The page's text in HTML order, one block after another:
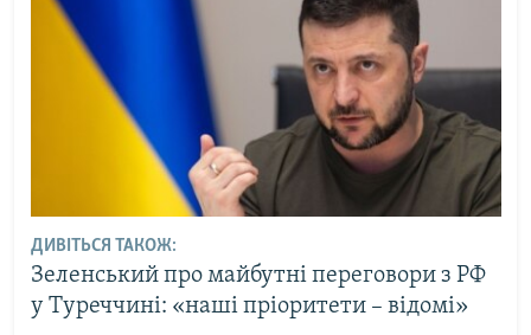
ДИВІТЬСЯ ТАКОЖ:
Зеленський про майбутні переговори з РФ
у Туреччині: «наші пріоритети – відомі»